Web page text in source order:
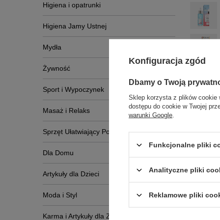
Higiena i opatrunki
Higiena Jamy Ustnej
Mydła
Żywność
Sport i Wypoczynek
Masaż i Relaks
Sprzęt Ułatwiający Poruszanie Się
Dla Domu
Artykuły dla Dzieci
Moda i Styl
Karma i Artykuły dla Zwierząt
Konfiguracja zgód
Dbamy o Twoją
Sklep korzysta z plików cookie
dostępu do cookie w Twojej
warunki Google
Funkcjonalne pliki
Analityczne pliki
Reklamowe pliki